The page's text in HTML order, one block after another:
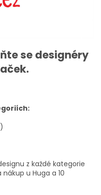
se designéry
z každé kategorie
u Huga a 10